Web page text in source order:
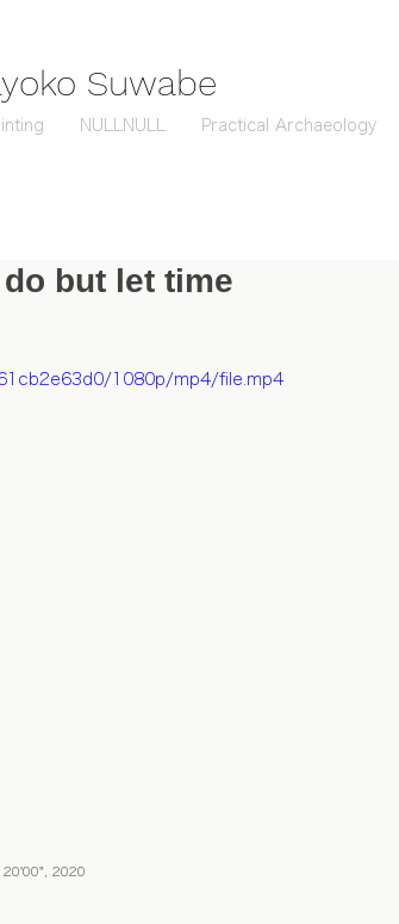
Suwabe
NULLNULL Practical Archaeology
but let time
1080p/mp4/file.mp4
20'00", 2020